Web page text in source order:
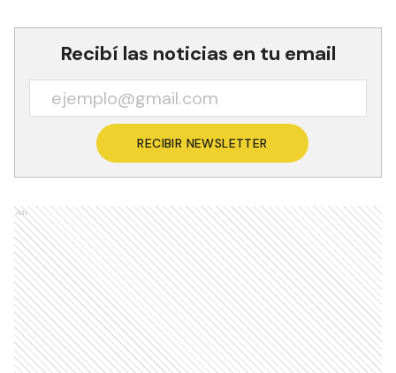
Recibí las noticias en tu email
RECIBIR NEWSLETTER
Ads